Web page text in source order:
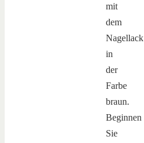
mit
dem
Nagellack
in
der
Farbe
braun.
Beginnen
Sie